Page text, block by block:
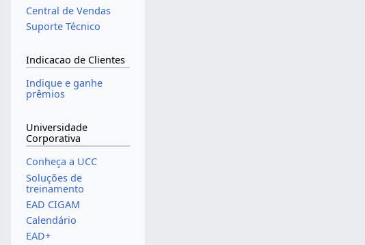
Central de Vendas
Suporte Técnico
Indicacao de Clientes
Indique e ganhe
prêmios
Universidade
Corporativa
Conheça a UCC
Soluções de
treinamento
EAD CIGAM
Calendário
EAD+